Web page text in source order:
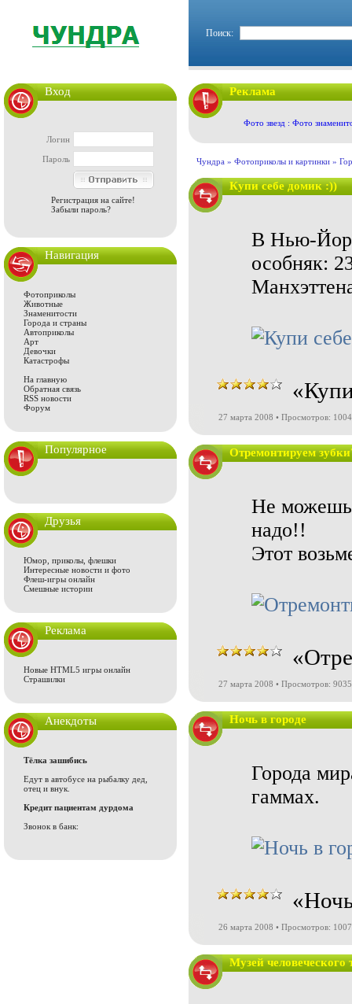
Поиск:
Вход
Логин
Пароль
Регистрация на сайте!
Забыли пароль?
Навигация
Фотоприколы
Животные
Знаменитости
Города и страны
Автоприколы
Арт
Девочки
Катастрофы
На главную
Обратная связь
RSS новости
Форум
Популярное
Друзья
Юмор, приколы, флешки
Интересные новости и фото
Флеш-игры онлайн
Смешные истории
Реклама
Новые HTML5 игры онлайн
Страшилки
Анекдоты
Тёлка зашибись
Едут в автобусе на рыбалку дед,
отец и внук.
Кредит пациентам дурдома
Звонок в банк:
Реклама
Фото звезд : Фото
Чундра » Фотоприколы и картинки »
Купи себе домик :))
В Нью-
особняк:
27 марта 2008 • Просмотров:
Отремонтируем
Не можешь
надо!!
Этот
27 марта 2008 • Просмотров: 9035
Ночь в городе
Города
гаммах.
26 марта 2008 • Просмотров:
Музей человеческого